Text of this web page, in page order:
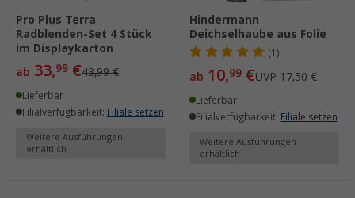
Pro Plus Terra
Radblenden-Set 4 Stück
im Displaykarton
ab 33,99 €43,99 €
Lieferbar
Filialverfügbarkeit: Filiale setzen
Weitere Ausführungen
erhältlich
Hindermann
Deichselhaube aus Folie
(1)
ab 10,99 €UVP 17,50 €
Lieferbar
Filialverfügbarkeit: Filiale setzen
Weitere Ausführungen
erhältlich